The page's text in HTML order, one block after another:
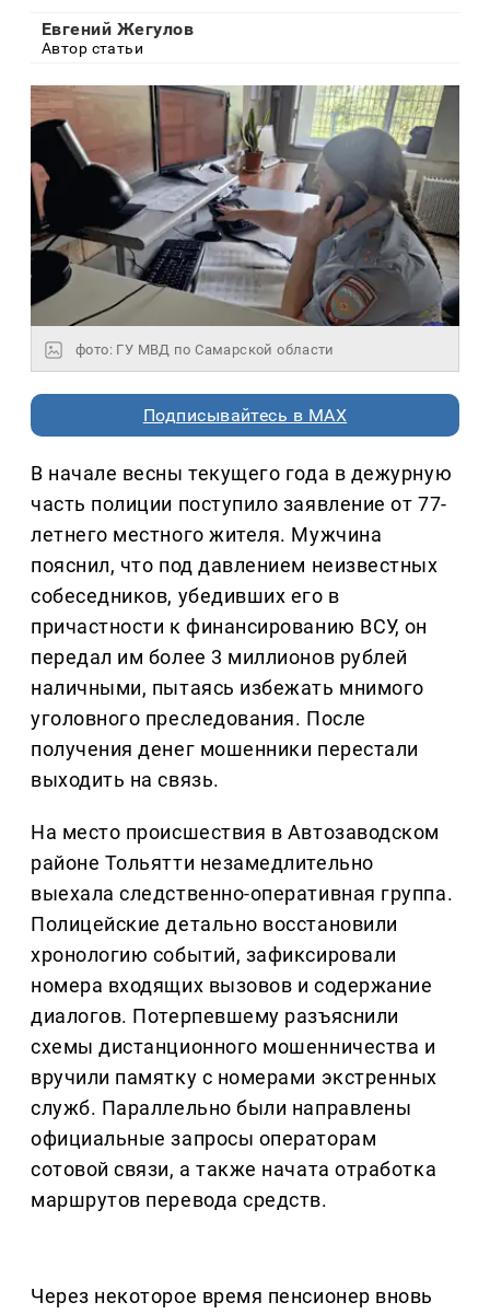
Евгений Жегулов
Автор статьи
фото: ГУ МВД по Самарской области
Подписывайтесь в MAX
В начале весны текущего года в дежурную
часть полиции поступило заявление от 77-
летнего местного жителя. Мужчина
пояснил, что под давлением неизвестных
собеседников, убедивших его в
причастности к финансированию ВСУ, он
передал им более 3 миллионов рублей
наличными, пытаясь избежать мнимого
уголовного преследования. После
получения денег мошенники перестали
выходить на связь.
На место происшествия в Автозаводском
районе Тольятти незамедлительно
выехала следственно-оперативная группа.
Полицейские детально восстановили
хронологию событий, зафиксировали
номера входящих вызовов и содержание
диалогов. Потерпевшему разъяснили
схемы дистанционного мошенничества и
вручили памятку с номерами экстренных
служб. Параллельно были направлены
официальные запросы операторам
сотовой связи, а также начата отработка
маршрутов перевода средств.
Через некоторое время пенсионер вновь